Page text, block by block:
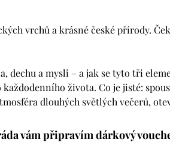
vrchů a krásné české přírody.
dechu a mysli – a jak se tyto tři
života. Co je jisté:
dlouhých světlých večerů,
vám připravím dárkový